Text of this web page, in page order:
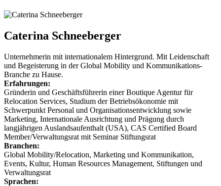
Caterina Schneeberger
Unternehmerin mit internationalem Hintergrund. Mit Leidenschaft
und Begeisterung in der Global Mobility und Kommunikations-
Branche zu Hause.
Erfahrungen:
Gründerin und Geschäftsführerin einer Boutique Agentur für
Relocation Services, Studium der Betriebsökonomie mit
Schwerpunkt Personal und Organisationsentwicklung sowie
Marketing, Internationale Ausrichtung und Prägung durch
langjährigen Auslandsaufenthalt (USA), CAS Certified Board
Member/Verwaltungsrat mit Seminar Stiftungsrat
Branchen:
Global Mobility/Relocation, Marketing und Kommunikation,
Events, Kultur, Human Resources Management, Stiftungen und
Verwaltungsrat
Sprachen: